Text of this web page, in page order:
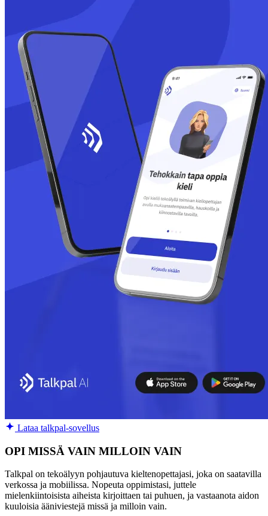
Lataa talkpal-sovellus
OPI MISSÄ VAIN MILLOIN VAIN
Talkpal on tekoälyyn pohjautuva kieltenopettajasi, joka on saatavilla
verkossa ja mobiilissa. Nopeuta oppimistasi, juttele
mielenkiintoisista aiheista kirjoittaen tai puhuen, ja vastaanota aidon
kuuloisia ääniviestejä missä ja milloin vain.